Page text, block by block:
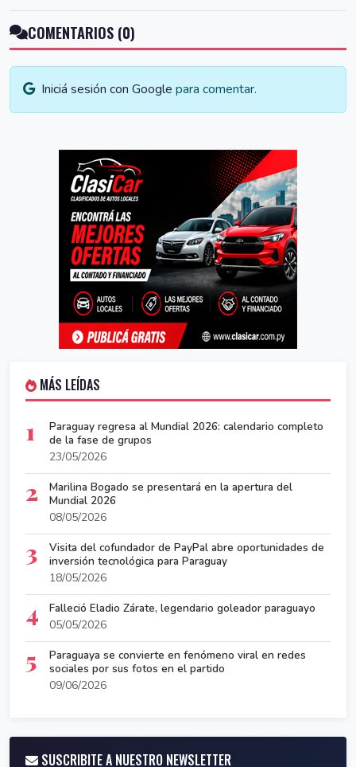
COMENTARIOS (0)
Iniciá sesión con Google para comentar.
MÁS LEÍDAS
1
Paraguay regresa al Mundial 2026: calendario completo
de la fase de grupos
23/05/2026
2
Marilina Bogado se presentará en la apertura del
Mundial 2026
08/05/2026
3
Visita del cofundador de PayPal abre oportunidades de
inversión tecnológica para Paraguay
18/05/2026
4
Falleció Eladio Zárate, legendario goleador paraguayo
05/05/2026
5
Paraguaya se convierte en fenómeno viral en redes
sociales por sus fotos en el partido
09/06/2026
SUSCRIBITE A NUESTRO NEWSLETTER